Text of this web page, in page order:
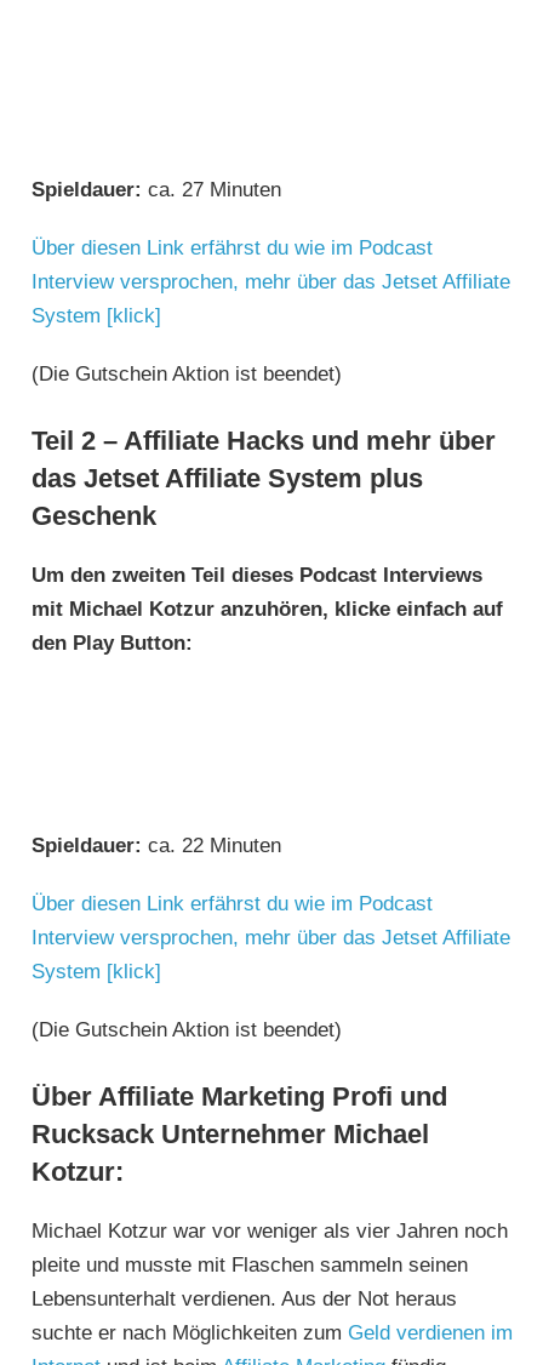
Spieldauer: ca. 27 Minuten
Über diesen Link erfährst du wie im Podcast
Interview versprochen, mehr über das Jetset Affiliate
System [klick]
(Die Gutschein Aktion ist beendet)
Teil 2 – Affiliate Hacks und mehr über
das Jetset Affiliate System plus
Geschenk
Um den zweiten Teil dieses Podcast Interviews
mit Michael Kotzur anzuhören, klicke einfach auf
den Play Button:
Spieldauer: ca. 22 Minuten
Über diesen Link erfährst du wie im Podcast
Interview versprochen, mehr über das Jetset Affiliate
System [klick]
(Die Gutschein Aktion ist beendet)
Über Affiliate Marketing Profi und
Rucksack Unternehmer Michael
Kotzur:
Michael Kotzur war vor weniger als vier Jahren noch
pleite und musste mit Flaschen sammeln seinen
Lebensunterhalt verdienen. Aus der Not heraus
suchte er nach Möglichkeiten zum Geld verdienen im